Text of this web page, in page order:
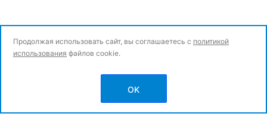
Политика конфиденциальности
Продолжая использовать сайт, вы соглашаетесь с политикой
использования файлов cookie.
OK